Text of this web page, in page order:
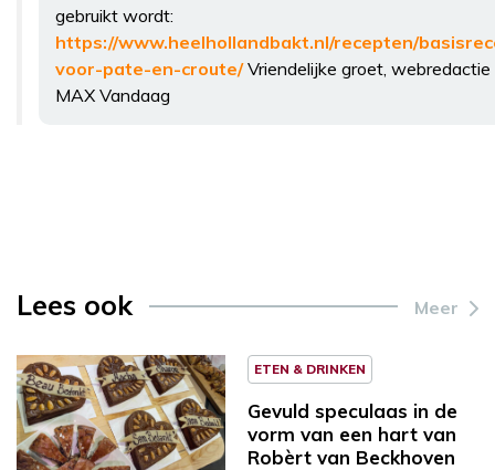
gebruikt wordt:
https://www.heelhollandbakt.nl/recepten/
voor-pate-en-croute/Vriendelijke groet, webredactie
MAX Vandaag
Lees ook Meer
ETEN & DRINKEN
Gevuld speculaas in de
vorm van een hart van
Robèrt van Beckhoven